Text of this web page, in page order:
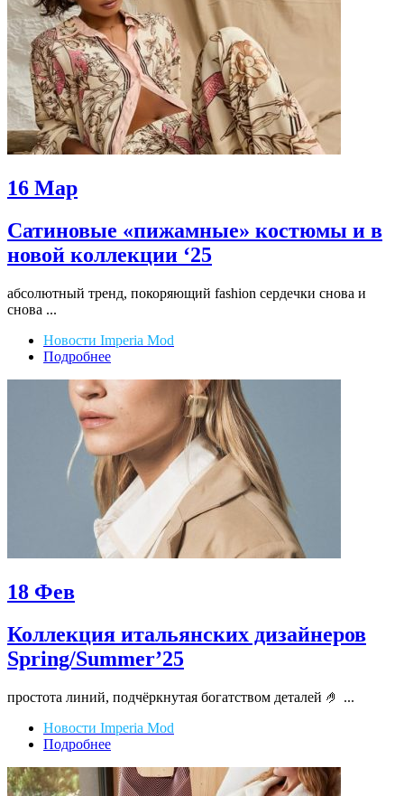
16 Мар
Сатиновые «пижамные» костюмы и в
новой коллекции ‘25
абсолютный тренд, покоряющий fashion сердечки снова и
снова ...
Новости Imperia Mod
Подробнее
18 Фев
Коллекция итальянских дизайнеров
Spring/Summer’25
простота линий, подчёркнутая богатством деталей 🤌 ...
Новости Imperia Mod
Подробнее